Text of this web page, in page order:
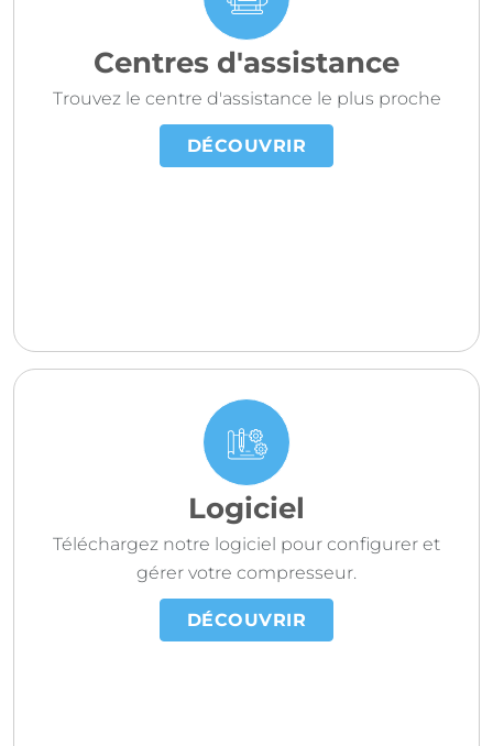
Centres d'assistance
Trouvez le centre d'assistance le plus proche
DÉCOUVRIR
Logiciel
Téléchargez notre logiciel pour configurer et
gérer votre compresseur.
DÉCOUVRIR